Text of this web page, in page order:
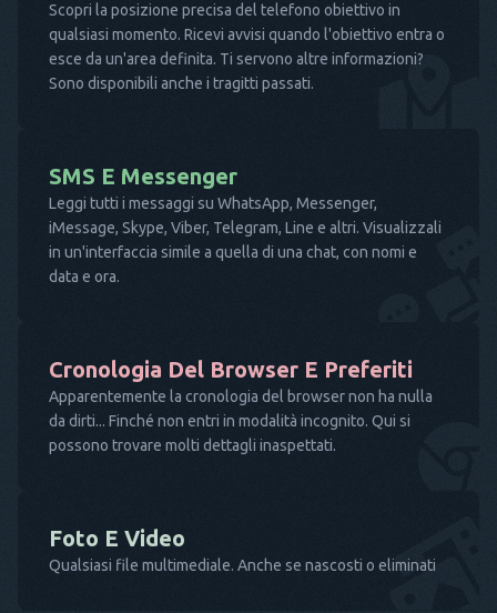
Scopri la posizione precisa del telefono obiettivo in
qualsiasi momento. Ricevi avvisi quando l'obiettivo entra o
esce da un'area definita. Ti servono altre informazioni?
Sono disponibili anche i tragitti passati.
SMS E Messenger
Leggi tutti i messaggi su WhatsApp, Messenger,
iMessage, Skype, Viber, Telegram, Line e altri. Visualizzali
in un'interfaccia simile a quella di una chat, con nomi e
data e ora.
Cronologia Del Browser E Preferiti
Apparentemente la cronologia del browser non ha nulla
da dirti... Finché non entri in modalità incognito. Qui si
possono trovare molti dettagli inaspettati.
Foto E Video
Qualsiasi file multimediale. Anche se nascosti o eliminati